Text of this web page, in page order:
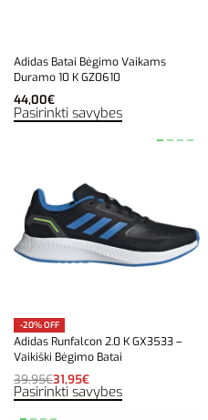
Adidas Batai Bėgimo Vaikams
Duramo 10 K GZ0610
44,00€
Pasirinkti savybes
-20% OFF
Adidas Runfalcon 2.0 K GX3533 –
Vaikiški Bėgimo Batai
39,95€31,95€
Pasirinkti savybes